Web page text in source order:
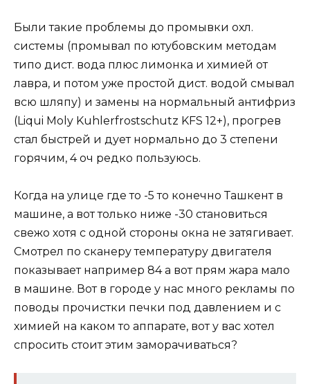
Были такие проблемы до промывки охл.
системы (промывал по ютубовским методам
типо дист. вода плюс лимонка и химией от
лавра, и потом уже простой дист. водой смывал
всю шляпу) и замены на нормальный антифриз
(Liqui Moly Kuhlerfrostschutz KFS 12+), прогрев
стал быстрей и дует нормально до 3 степени
горячим, 4 оч редко пользуюсь.
Когда на улице где то -5 то конечно Ташкент в
машине, а вот только ниже -30 становиться
свежо хотя с одной стороны окна не затягивает.
Смотрел по сканеру температуру двигателя
показывает например 84 а вот прям жара мало
в машине. Вот в городе у нас много рекламы по
поводы прочистки печки под давлением и с
химией на каком то аппарате, вот у вас хотел
спросить стоит этим заморачиваться?